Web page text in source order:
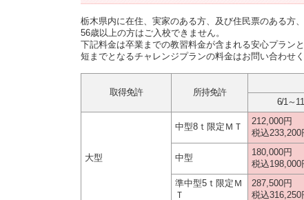
栃木県内に在住、実家のある方、及び住民票のある方
56歳以上の方はご入校できません。
下記料金は卒業までの教習料金が含まれる安心プラン
短までとなるチャレンジプランの料金はお問い合わせく
取得免許 所持免許
6/1～
大型
中型8ｔ限定ＭＴ
212,000円
税込233,200
中型
180,000円
税込198,000
準中型5ｔ限定Ｍ
Ｔ
287,500円
税込316,250